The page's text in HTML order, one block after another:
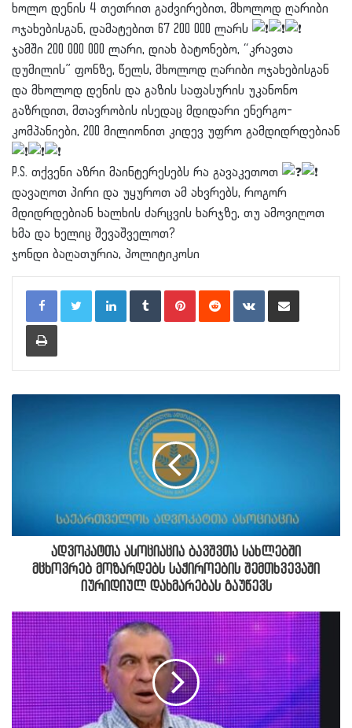
ხოლო დენის 4 თეთრით გაძვირებით, მხოლოდ ღარიბი
ოჯახებისგან, დამატებით 67 200 000 ლარს
ჯამში 200 000 000 ლარი, დიახ ბატონებო, “კრავთა
დუმილის” ფონზე, წელს, მხოლოდ ღარიბი ოჯახებისგან
და მხოლოდ დენის და გაზის საფასურის უკანონო
გაზრდით, მთავრობის ისედაც მდიდარი ენერგო-
კომპანიები, 200 მილიონით კიდევ უფრო გამდიდრდებიან
P.S. თქვენი აზრი მაინტერესებს რა გავაკეთოთ
დავაღოთ პირი და უყუროთ ამ ახვრებს, როგორ
მდიდრდებიან ხალხის ძარცვის ხარჯზე, თუ ამოვიღოთ
ხმა და ხელიც შევაშველოთ?
ჯონდი ბაღათურია, პოლიტიკოსი
LinkedInTumblr PinterestReddit VKontakteShare via Email
Print
ადვოკატთა ასოციაცია ბავშვთა სახლებში
მცხოვრებ მოზარდებს საჭიროების შემთხვევაში
იურიდიულ დახმარებას გაუწევს